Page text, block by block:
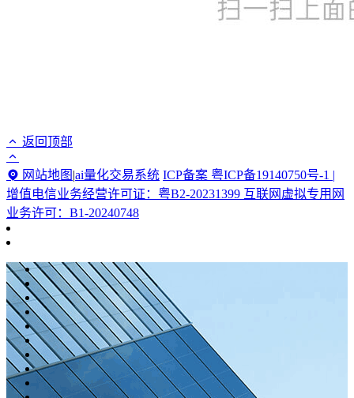
返回顶部
网站地图 |ai量化交易系统 ICP备案 粤ICP备19140750号-1 |
增值电信业务经营许可证：粤B2-20231399 互联网虚拟专用网
业务许可：B1-20240748